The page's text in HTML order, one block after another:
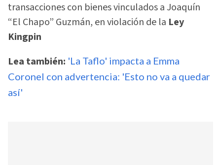
transacciones con bienes vinculados a Joaquín
“El Chapo” Guzmán, en violación de la Ley
Kingpin
Lea también: 'La Taflo' impacta a Emma
Coronel con advertencia: 'Esto no va a quedar
así'